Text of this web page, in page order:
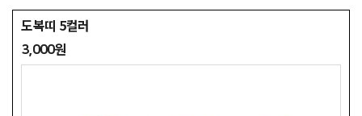
도복띠 5컬러
3,000원